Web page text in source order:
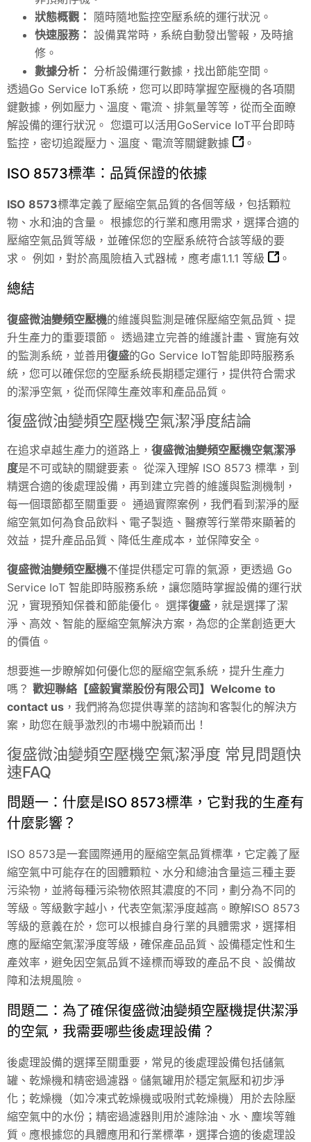
狀態概觀： 隨時隨地監控空壓系統的運行狀況。
快速服務： 設備異常時，系統自動發出警報，及時搶
修。
數據分析： 分析設備運行數據，找出節能空間。
透過Go Service IoT系統，您可以即時掌握空壓機的各項關
鍵數據，例如壓力、溫度、電流、排氣量等等，從而全面瞭
解設備的運行狀況。 您還可以活用GoService IoT平台即時
監控，密切追蹤壓力、溫度、電流等關鍵數據
。
ISO 8573標準：品質保證的依據
ISO 8573標準定義了壓縮空氣品質的各個等級，包括顆粒
物、水和油的含量。 根據您的行業和應用需求，選擇合適的
壓縮空氣品質等級，並確保您的空壓系統符合該等級的要
求。 例如，對於高風險植入式器械，應考慮1.1.1 等級 。
總結
復盛微油變頻空壓機的維護與監測是確保壓縮空氣品質、提
升生產力的重要環節。 透過建立完善的維護計畫、實施有效
的監測系統，並善用復盛的Go Service IoT智能即時服務系
統，您可以確保您的空壓系統長期穩定運行，提供符合需求
的潔淨空氣，從而保障生產效率和產品品質。
復盛微油變頻空壓機空氣潔淨度結論
在追求卓越生產力的道路上， 復盛微油變頻空壓機空氣潔淨
度是不可或缺的關鍵要素。 從深入理解 ISO 8573 標準，到
精選合適的後處理設備，再到建立完善的維護與監測機制，
每一個環節都至關重要。 通過實際案例，我們看到潔淨的壓
縮空氣如何為食品飲料、電子製造、醫療等行業帶來顯著的
效益，提升產品品質、降低生產成本，並保障安全。
復盛微油變頻空壓機不僅提供穩定可靠的氣源，更透過 Go
Service IoT 智能即時服務系統，讓您隨時掌握設備的運行狀
況，實現預知保養和節能優化。 選擇復盛 ，就是選擇了潔
淨、高效、智能的壓縮空氣解決方案，為您的企業創造更大
的價值。
想要進一步瞭解如何優化您的壓縮空氣系統，提升生產力
嗎？ 歡迎聯絡【盛毅實業股份有限公司】Welcome to
contact us ，我們將為您提供專業的諮詢和客製化的解決方
案，助您在競爭激烈的市場中脫穎而出！
復盛微油變頻空壓機空氣潔淨度 常見問題快
速FAQ
問題一：什麼是ISO 8573標準，它對我的生產有
什麼影響？
ISO 8573是一套國際通用的壓縮空氣品質標準，它定義了壓
縮空氣中可能存在的固體顆粒、水分和總油含量這三種主要
污染物，並將每種污染物依照其濃度的不同，劃分為不同的
等級。等級數字越小，代表空氣潔淨度越高。瞭解ISO 8573
等級的意義在於，您可以根據自身行業的具體需求，選擇相
應的壓縮空氣潔淨度等級，確保產品品質、設備穩定性和生
產效率，避免因空氣品質不達標而導致的產品不良、設備故
障和法規風險。
問題二：為了確保復盛微油變頻空壓機提供潔淨
的空氣，我需要哪些後處理設備？
後處理設備的選擇至關重要，常見的後處理設備包括儲氣
罐、乾燥機和精密過濾器。儲氣罐用於穩定氣壓和初步淨
化； 乾燥機 （如冷凍式乾燥機或吸附式乾燥機）用於去除壓
縮空氣中的水份；精密過濾器則用於濾除油、水、塵埃等雜
質。應根據您的具體應用和行業標準，選擇合適的後處理設